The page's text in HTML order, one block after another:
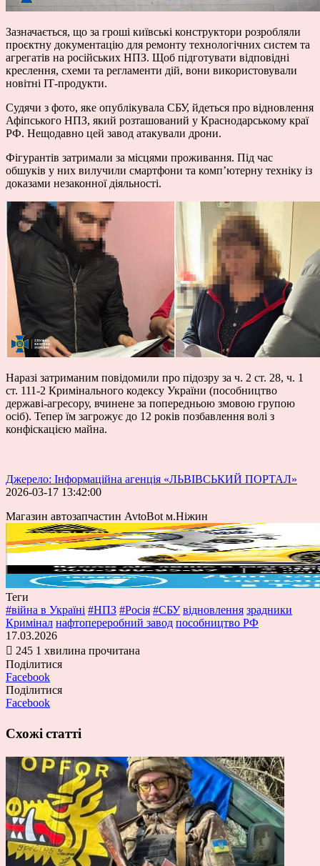
Зазначається, що за гроші київські конструктори розробляли
проєктну документацію для ремонту технологічних систем та
агрегатів на російських НПЗ. Щоб підготувати відповідні
креслення, схеми та регламенти дій, вони використовували
новітні ІТ-продукти.
Судячи з фото, яке опублікувала СБУ, йдеться про відновлення
Афіпського НПЗ, який розташований у Краснодарському краї
РФ. Нещодавно цей завод атакували дрони.
Фігурантів затримали за місцями проживання. Під час
обшуків у них вилучили смартфони та комп’ютерну техніку із
доказами незаконної діяльності.
Наразі затриманим повідомили про підозру за ч. 2 ст. 28, ч. 1
ст. 111-2 Кримінального кодексу України (пособництво
державі-агресору, вчинене за попередньою змовою групою
осіб). Тепер їм загрожує до 12 років позбавлення волі з
конфіскацією майна.
Джерело: Інформаційна агенція «ЛЬВІВСЬКИЙ ПОРТАЛ»
2026-03-17 13:42:00
Магазин автозапчастин AvtoBot м.Ніжин
Теги
#війна в Україні #НПЗ #Росія #СБУ відновлення зрадники
Кримінал нафтопереробний завод пособництво РФ
17.03.2026
245 1 хвилина прочитана
Поділитися
Facebook
Поділитися
Facebook
Схожі статті